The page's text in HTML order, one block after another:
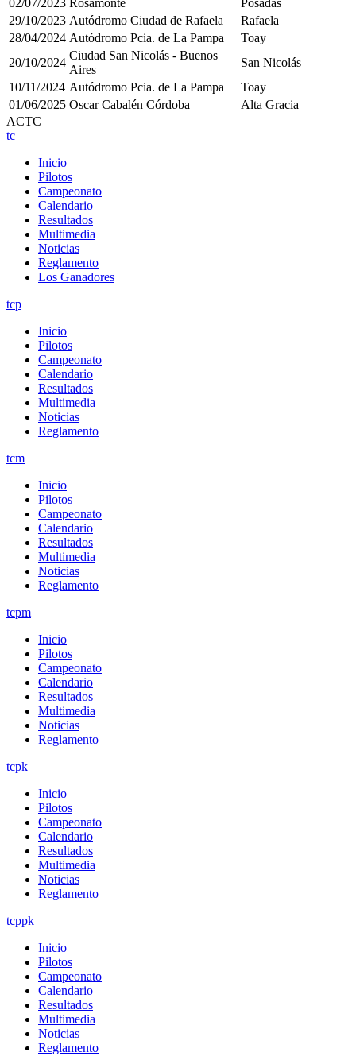
02/07/2023 Rosamonte
Posadas
29/10/2023 Autódromo Ciudad de Rafaela
Rafaela
28/04/2024 Autódromo Pcia. de La Pampa
Toay
20/10/2024
Ciudad San Nicolás - Buenos
Aires
San Nicolás
10/11/2024 Autódromo Pcia. de La Pampa
Toay
01/06/2025 Oscar Cabalén Córdoba
Alta Gracia
ACTC
tc
Inicio
Pilotos
Campeonato
Calendario
Resultados
Multimedia
Noticias
Reglamento
Los Ganadores
tcp
Inicio
Pilotos
Campeonato
Calendario
Resultados
Multimedia
Noticias
Reglamento
tcm
Inicio
Pilotos
Campeonato
Calendario
Resultados
Multimedia
Noticias
Reglamento
tcpm
Inicio
Pilotos
Campeonato
Calendario
Resultados
Multimedia
Noticias
Reglamento
tcpk
Inicio
Pilotos
Campeonato
Calendario
Resultados
Multimedia
Noticias
Reglamento
tcppk
Inicio
Pilotos
Campeonato
Calendario
Resultados
Multimedia
Noticias
Reglamento